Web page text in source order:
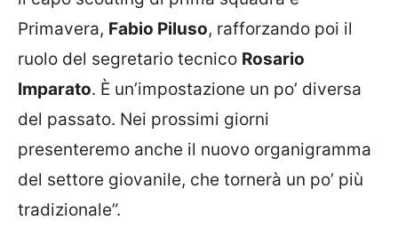
Primavera, Fabio Piluso, rafforzando poi il
ruolo del segretario tecnico Rosario
Imparato. È un’impostazione un po’ diversa
del passato. Nei prossimi giorni
presenteremo anche il nuovo organigramma
del settore giovanile, che tornerà un po’ più
tradizionale”.